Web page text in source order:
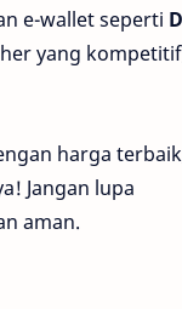
e-wallet seperti
yang
harga
Jangan lupa
aman.